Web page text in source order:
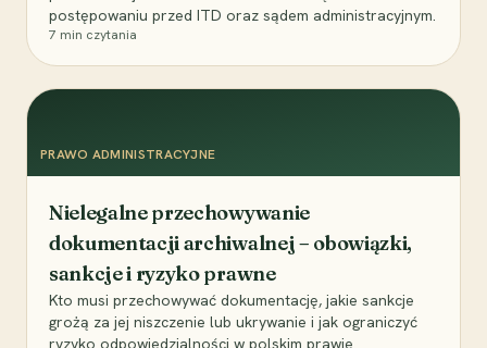
postępowaniu przed ITD oraz sądem administracyjnym.
7 min czytania
PRAWO ADMINISTRACYJNE
Nielegalne przechowywanie
dokumentacji archiwalnej – obowiązki,
sankcje i ryzyko prawne
Kto musi przechowywać dokumentację, jakie sankcje
grożą za jej niszczenie lub ukrywanie i jak ograniczyć
ryzyko odpowiedzialności w polskim prawie